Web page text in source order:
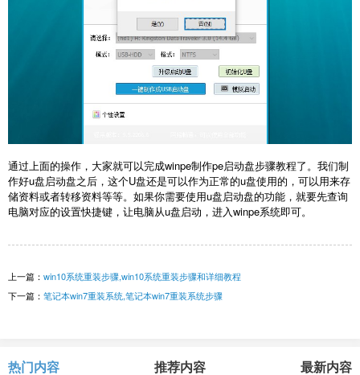
通过上面的操作，大家就可以完成winpe制作pe启动盘步骤教程了。我们制
作好u盘启动盘之后，这个U盘还是可以作为正常的u盘使用的，可以用来存
储资料或者转移资料等等。如果你需要使用u盘启动盘的功能，就要先查询
电脑对应的设置快捷键，让电脑从u盘启动，进入winpe系统即可。
上一篇： win10系统重装步骤,win10系统重装步骤和详细教程
下一篇： 笔记本win7重装系统,笔记本win7重装系统步骤
热门内容 推荐内容 最新内容